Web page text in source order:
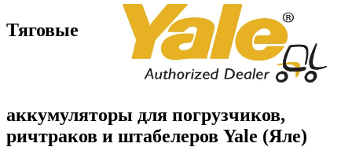
Тяговые
аккумуляторы для погрузчиков,
ричтраков и штабелеров Yale (Яле)